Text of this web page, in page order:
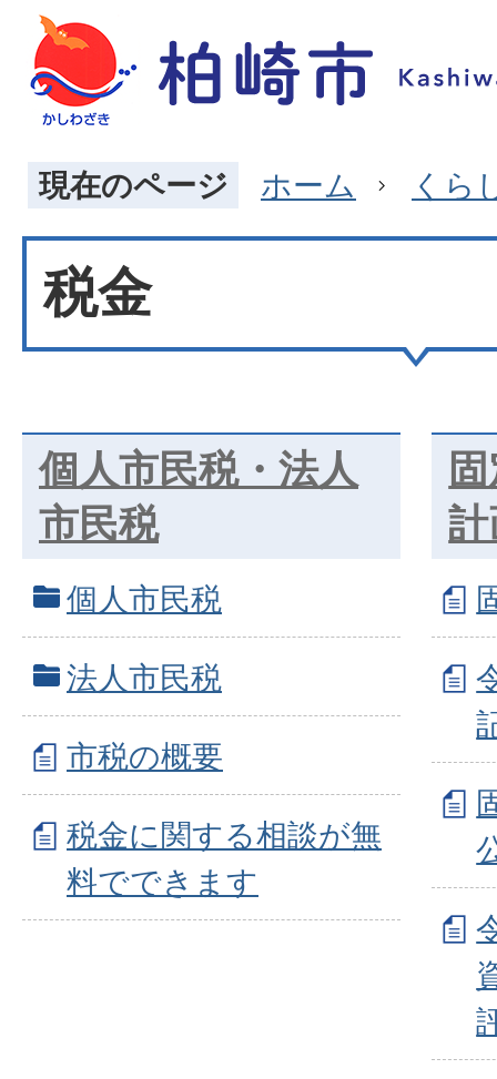
現在のページ ホーム くら
税金
個人市民税・法人
市民税
個人市民税
法人市民税
市税の概要
税金に関する相談が無
料でできます